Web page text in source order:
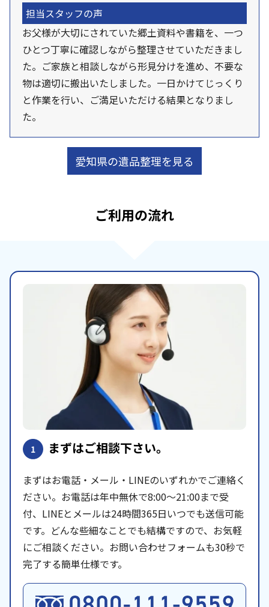
担当スタッフの声
お父様が大切にされていた郷土資料や書籍を、一つ
ひとつ丁寧に確認しながら整理させていただきまし
た。ご家族と相談しながら形見分けを進め、不要な
物は適切に搬出いたしました。一日かけてじっくり
と作業を行い、ご満足いただける結果となりまし
た。
愛知県の遺品整理を見る
ご利用の流れ
1 まずはご相談下さい。
まずはお電話・メール・LINEのいずれかでご連絡く
ださい。お電話は年中無休で8:00〜21:00まで受
付、LINEとメールは24時間365日いつでも送信可能
です。どんな些細なことでも結構ですので、お気軽
にご相談ください。お問い合わせフォームも30秒で
完了する簡単仕様です。